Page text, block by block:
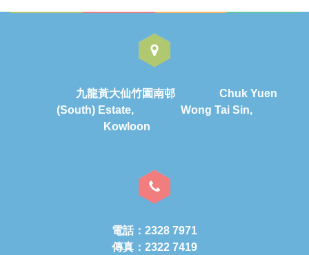
九龍黃大仙竹園南邨 Chuk Yuen
(South) Estate, Wong Tai Sin,
Kowloon
電話：2328 7971
傳真：2322 7419